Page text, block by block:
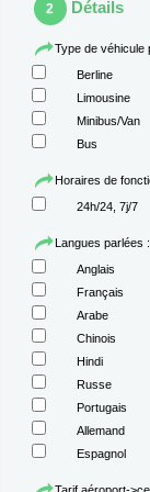
2 Détails
Type de véhicule
Berline
Limousine
Minibus/Van
Bus
Horaires de
24h/24, 7j/7
Langues parlées :
Anglais
Français
Arabe
Chinois
Hindi
Russe
Portugais
Allemand
Espagnol
Tarif aéroport-